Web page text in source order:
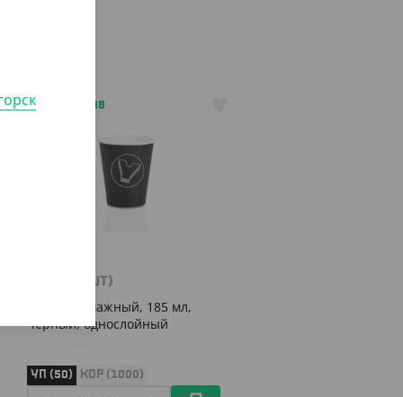
АРТ. 1200108
/ШТ)
Стакан бумажный, 185 мл,
черный, однослойный
УП (50) КОР (1000)